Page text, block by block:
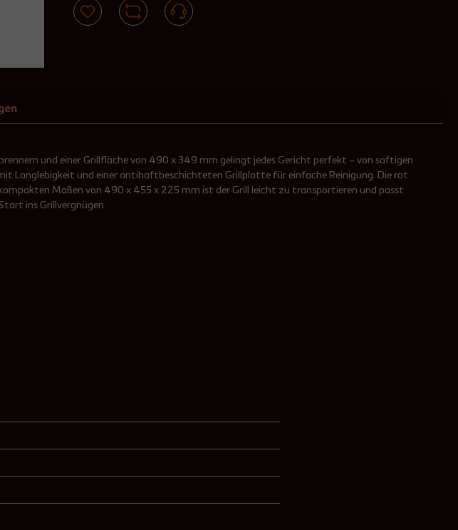
und einer Grillfläche von 490 x 349 mm gelingt jedes Gericht perfekt – von saftigen
Langlebigkeit und einer antihaftbeschichteten Grillplatte für einfache Reinigung. Die rot
Maßen von 490 x 455 x 225 mm ist der Grill leicht zu transportieren und passt
ins Grillvergnügen.